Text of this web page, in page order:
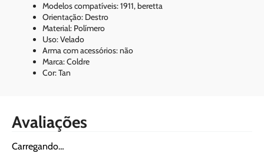
Modelos compatíveis: 1911, beretta
Orientação: Destro
Material: Polímero
Uso: Velado
Arma com acessórios: não
Marca: Coldre
Cor: Tan
Avaliações
Carregando…